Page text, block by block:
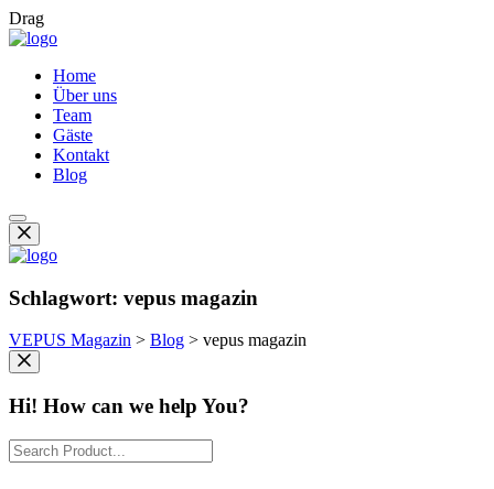
Drag
Home
Über uns
Team
Gäste
Kontakt
Blog
Schlagwort: vepus magazin
VEPUS Magazin > Blog > vepus magazin
Hi! How can we help You?